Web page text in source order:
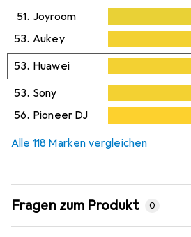
51. Joyroom
53. Aukey
53. Huawei
53. Sony
56. Pioneer DJ
Alle 118 Marken vergleichen
Fragen zum Produkt 0